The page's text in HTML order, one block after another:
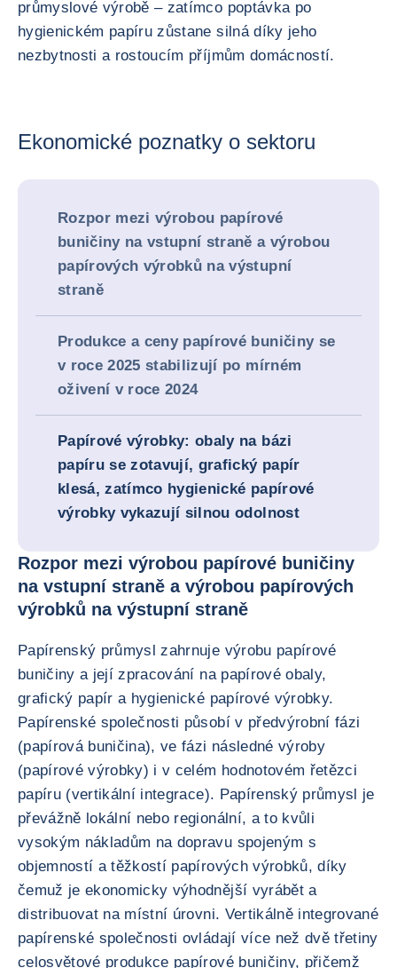
průmyslové výrobě – zatímco poptávka po
hygienickém papíru zůstane silná díky jeho
nezbytnosti a rostoucím příjmům domácností.
Ekonomické poznatky o sektoru
Rozpor mezi výrobou papírové
buničiny na vstupní straně a výrobou
papírových výrobků na výstupní
straně
Produkce a ceny papírové buničiny se
v roce 2025 stabilizují po mírném
oživení v roce 2024
Papírové výrobky: obaly na bázi
papíru se zotavují, grafický papír
klesá, zatímco hygienické papírové
výrobky vykazují silnou odolnost
Rozpor mezi výrobou papírové buničiny
na vstupní straně a výrobou papírových
výrobků na výstupní straně
Papírenský průmysl zahrnuje výrobu papírové
buničiny a její zpracování na papírové obaly,
grafický papír a hygienické papírové výrobky.
Papírenské společnosti působí v předvýrobní fázi
(papírová buničina), ve fázi následné výroby
(papírové výrobky) i v celém hodnotovém řetězci
papíru (vertikální integrace). Papírenský průmysl je
převážně lokální nebo regionální, a to kvůli
vysokým nákladům na dopravu spojeným s
objemností a těžkostí papírových výrobků, díky
čemuž je ekonomicky výhodnější vyrábět a
distribuovat na místní úrovni. Vertikálně integrované
papírenské společnosti ovládají více než dvě třetiny
celosvětové produkce papírové buničiny, přičemž